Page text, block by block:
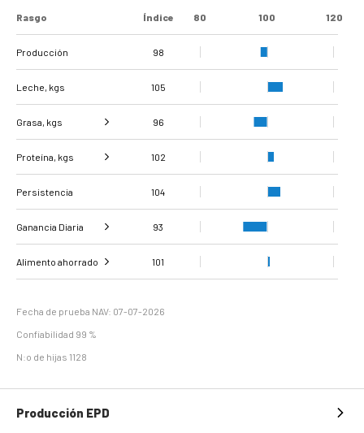
Rasgo Índice 80 100 120
Producción 98
Leche, kgs 105
Grasa, kgs 96
Grasa % 90
Proteína, kgs 102
Proteína % 94
Persistencia 104
Ganancia Diaria 93
peso
89
carcasa
97
Alimento ahorrado 101
Fecha de prueba NAV: 07-07-2026
Confiabilidad 99 %
N:o de hijas 1128
Producción EPD